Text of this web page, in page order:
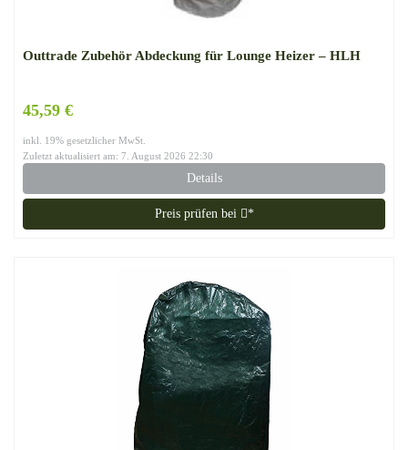
Outtrade Zubehör Abdeckung für Lounge Heizer – HLH
45,59 €
inkl. 19% gesetzlicher MwSt.
Zuletzt aktualisiert am: 7. August 2026 22:30
Details
Preis prüfen bei *